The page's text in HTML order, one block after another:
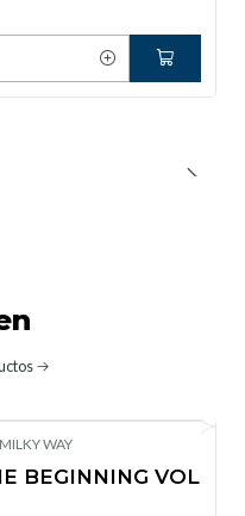
MILKY WAY
BEGINNING VOL